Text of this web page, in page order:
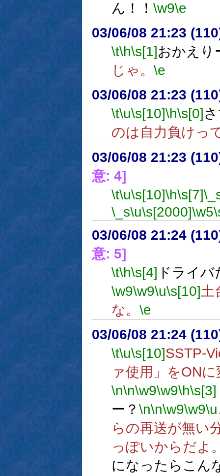
ん！！ \w9\e
03/06/08 21:23
\t\h\s[1]おかえり
じゃ。 \e
03/06/08 21:23
\t\u\s[10]\h\s[0]
のは自力負けっ
03/06/08 21:23
意: 4]
\t\u\s[10]\h\s[7]
\_s\u\s[2000]\w5
03/06/08 21:24
意: 5]
\t\h\s[4] ドライ
\w9\w9\u\s[10]土
な。 \e
03/06/08 21:24
\t\u\s[10]SSTP-
ァ使用」をON
\n\n\w9\w9\h\s[3]
ー？ \n\n\w9\w9\u
らの再送が無い
っぽいからだよ
になったらこん